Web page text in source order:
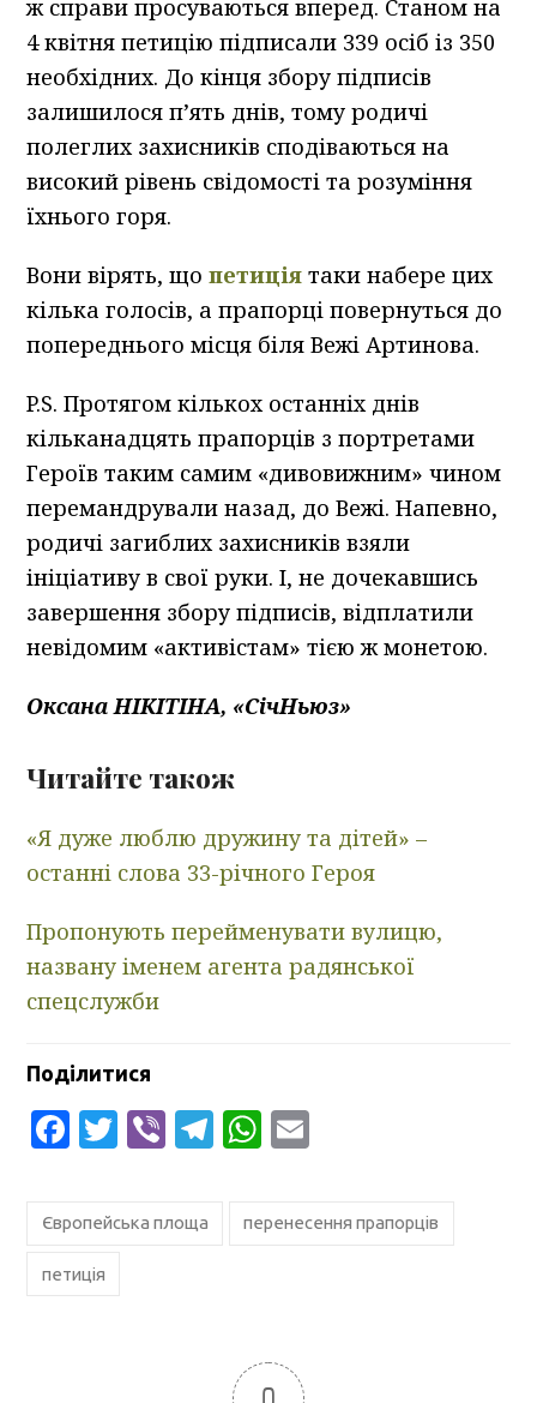
ж справи просуваються вперед. Станом на
4 квітня петицію підписали 339 осіб із 350
необхідних. До кінця збору підписів
залишилося п’ять днів, тому родичі
полеглих захисників сподіваються на
високий рівень свідомості та розуміння
їхнього горя.
Вони вірять, щопетиція таки набере цих
кілька голосів, а прапорці повернуться до
попереднього місця біля Вежі Артинова.
P.S. Протягом кількох останніх днів
кільканадцять прапорців з портретами
Героїв таким самим «дивовижним» чином
перемандрували назад, до Вежі. Напевно,
родичі загиблих захисників взяли
ініціативу в свої руки. І, не дочекавшись
завершення збору підписів, відплатили
невідомим «активістам» тією ж монетою.
Оксана НІКІТІНА, «СічНьюз»
Читайте також
«Я дуже люблю дружину та дітей» –
останні слова 33-річного Героя
Пропонують перейменувати вулицю,
названу іменем агента радянської
спецслужби
Поділитися
Facebook
Twitter
ViberTelegram
WhatsApp
Європейська площа перенесення прапорців
петиція